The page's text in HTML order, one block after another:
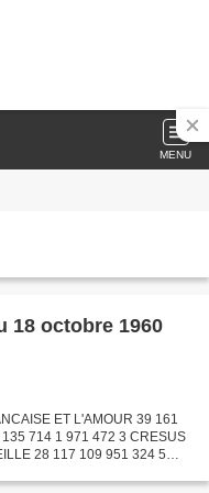
MENU
18 octobre 1960
ET L'AMOUR 39 161
714 1 971 472 3 CRESUS
28 117 109 951 324 5